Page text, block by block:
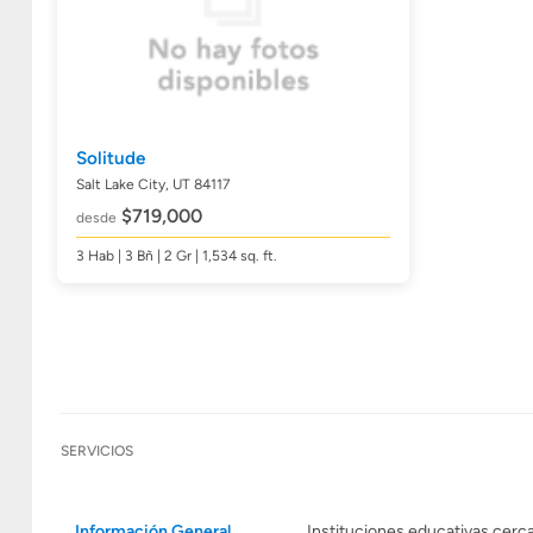
Solitude
Salt Lake City, UT 84117
desde $719,000
3 Hab | 3 Bñ | 2 Gr | 1,534 sq. ft.
SERVICIOS